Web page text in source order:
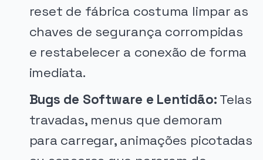
reset de fábrica costuma limpar as
chaves de segurança corrompidas
e restabelecer a conexão de forma
imediata.
Bugs de Software e Lentidão: Telas
travadas, menus que demoram
para carregar, animações picotadas